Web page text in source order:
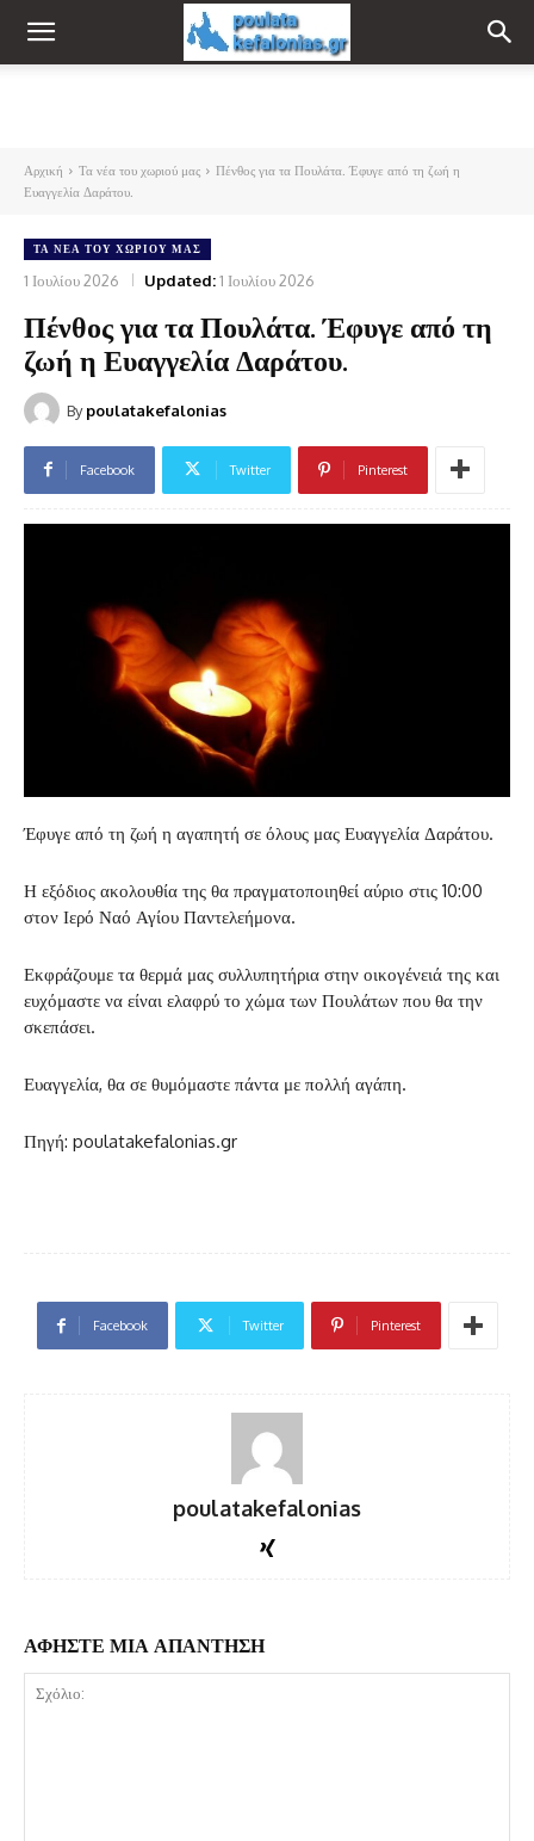
Αρχική Τα νέα του χωριού μας
Πένθος για τα Πουλάτα. Έφυγε από τη ζωή η
Ευαγγελία Δαράτου.
ΤΑ ΝΈΑ ΤΟΥ ΧΩΡΙΟΎ ΜΑΣ
1 Ιουλίου 2026 Updated:1 Ιουλίου 2026
Πένθος για τα Πουλάτα. Έφυγε από τη
ζωή η Ευαγγελία Δαράτου.
By poulatakefalonias
Facebook Twitter Pinterest
Έφυγε από τη ζωή η αγαπητή σε όλους μας Ευαγγελία Δαράτου.
Η εξόδιος ακολουθία της θα πραγματοποιηθεί αύριο στις 10:00
στον Ιερό Ναό Αγίου Παντελεήμονα.
Εκφράζουμε τα θερμά μας συλλυπητήρια στην οικογένειά της και
ευχόμαστε να είναι ελαφρύ το χώμα των Πουλάτων που θα την
σκεπάσει.
Ευαγγελία, θα σε θυμόμαστε πάντα με πολλή αγάπη.
Πηγή: poulatakefalonias.gr
Facebook Twitter Pinterest
poulatakefalonias
ΑΦΗΣΤΕ ΜΙΑ ΑΠΑΝΤΗΣΗ